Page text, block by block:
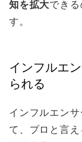
知を拡大でき
す。
インフルエ
られる
インフルエン
て、プロと言え